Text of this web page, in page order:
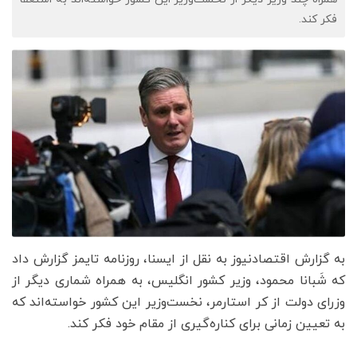
فکر کند.
به گزارش اقتصادنیوز به نقل از ایسنا، روزنامه تایمز گزارش داد
که شَبانا محمود، وزیر کشور انگلیس، به همراه شماری دیگر از
وزرای دولت از کر استارمر، نخست‌وزیر این کشور خواسته‌اند که
به تعیین زمانی برای کناره‌گیری از مقام خود فکر کند.